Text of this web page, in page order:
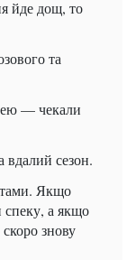
йде дощ, то
та
— чекали
вдалий сезон.
Якщо
а якщо
знову